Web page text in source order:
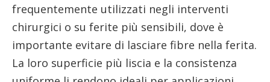
frequentemente utilizzati negli interventi
chirurgici o su ferite più sensibili, dove è
importante evitare di lasciare fibre nella ferita.
La loro superficie più liscia e la consistenza